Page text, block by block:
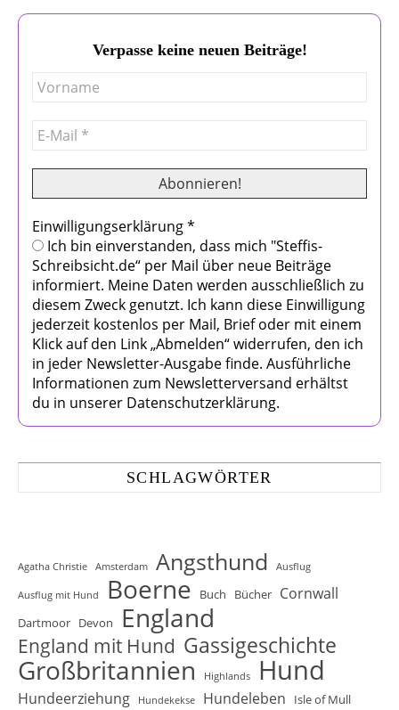
Verpasse keine neuen Beiträge!
Einwilligungserklärung*
Ich bin einverstanden, dass mich "Steffis-
Schreibsicht.de“ per Mail über neue Beiträge
informiert. Meine Daten werden ausschließlich zu
diesem Zweck genutzt. Ich kann diese Einwilligung
jederzeit kostenlos per Mail, Brief oder mit einem
Klick auf den Link „Abmelden“ widerrufen, den ich
in jeder Newsletter-Ausgabe finde. Ausführliche
Informationen zum Newsletterversand erhältst
du in unserer Datenschutzerklärung.
SCHLAGWÖRTER
Agatha Christie Amsterdam Angsthund Ausflug
Ausflug mit Hund Boerne Buch Bücher Cornwall
Dartmoor Devon England
England mit Hund Gassigeschichte
Großbritannien Highlands Hund
Hundeerziehung Hundekekse Hundeleben Isle of Mull